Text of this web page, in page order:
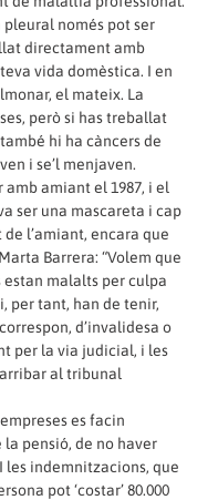
només pot ser
directament amb
vida domèstica. I en
el mateix. La
però si has treballat
hi ha càncers de
i se’l menjaven.
amiant el 1987, i el
ser una mascareta i cap
l’amiant, encara que
Barrera: “Volem que
malalts per culpa
per tant, han de tenir,
d’invalidesa o
per la via judicial, i les
al tribunal
es facin
pensió, de no haver
les indemnitzacions, que
pot ‘costar’ 80.000